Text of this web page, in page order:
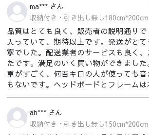
ma*** さん
収納付き・引き出し無し
品質はとても良く、販売者の説明通り
入っていて、期待以上です。発送がと
寧でした。配送業者のサービスも良く
たです。満足のいく買い物ができまし
重がすごく、何百キロの人が使っても
もないです。ヘッドボードとフレームは
ah*** さん
収納付き・引き出し無し